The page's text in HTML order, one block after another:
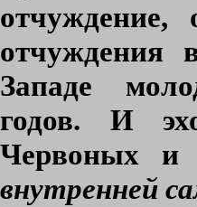
отчуждения
Западе
годов. И
Червоных и
внутренней